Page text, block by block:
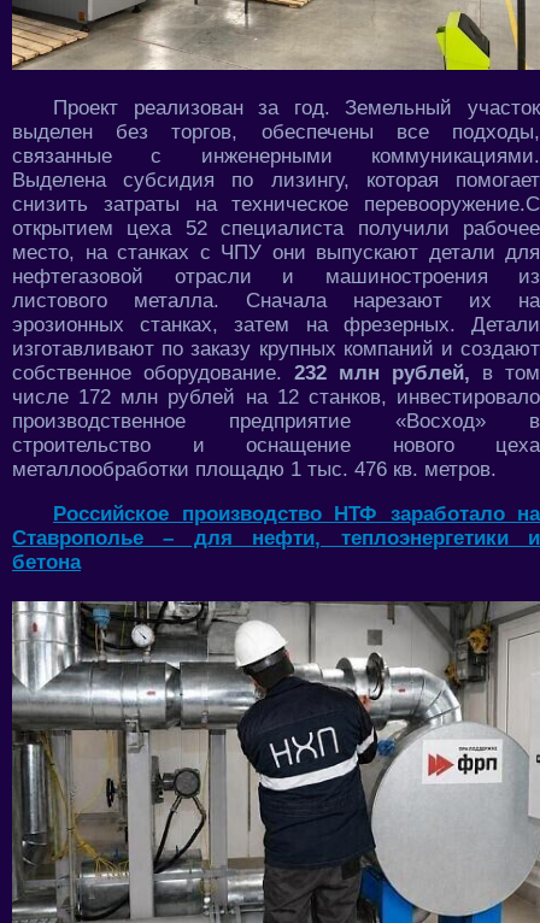
Проект реализован за год. Земельный участок
выделен без торгов, обеспечены все подходы,
связанные с инженерными коммуникациями.
Выделена субсидия по лизингу, которая помогает
снизить затраты на техническое перевооружение.С
открытием цеха 52 специалиста получили рабочее
место, на станках с ЧПУ они выпускают детали для
нефтегазовой отрасли и машиностроения из
листового металла. Сначала нарезают их на
эрозионных станках, затем на фрезерных. Детали
изготавливают по заказу крупных компаний и создают
собственное оборудование. 232 млн рублей, в том
числе 172 млн рублей на 12 станков, инвестировало
производственное предприятие «Восход» в
строительство и оснащение нового цеха
металлообработки площадю 1 тыс. 476 кв. метров.
Российское производство НТФ заработало на
Ставрополье – для нефти, теплоэнергетики и
бетона